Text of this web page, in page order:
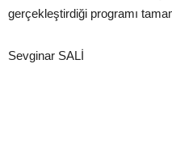
gerçekleştirdiği programı
Sevginar SALİ